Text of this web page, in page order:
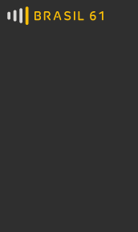
Ver todas as notícias